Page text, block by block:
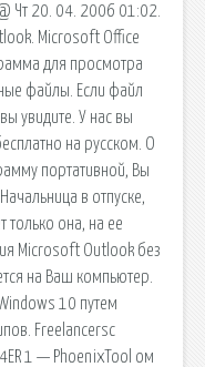
Чт 20. 04. 2006 01:02.
Microsoft Office
для просмотра
файлы. Если файл
увидите. У нас вы
на русском. О
портативной, Вы
в отпуске,
только она, на ее
Microsoft Outlook без
на Ваш компьютер.
10 путем
Freelancersc
1 — PhoenixTool ом